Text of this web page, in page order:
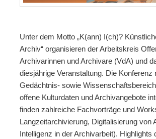
Unter dem Motto „K(ann) I(ch)?
Archiv“ organisieren der Arbeitskreis
Archivarinnen und Archivare (VdA) und
diesjährige Veranstaltung. Die
Gedächtnis- sowie
offene Kulturdaten und Archivangebote
finden zahlreiche Fachvorträge und
Langzeitarchivierung, Digitalisierung
Intelligenz in der Archivarbeit).